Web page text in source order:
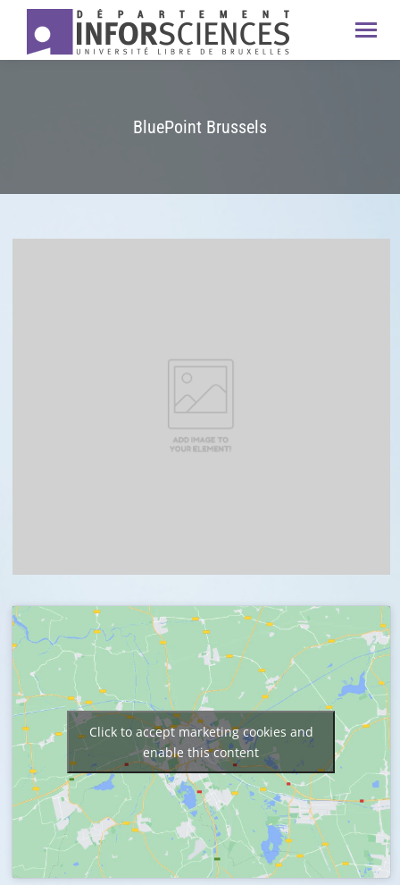
BluePoint Brussels
Click to accept marketing cookies and
enable this content